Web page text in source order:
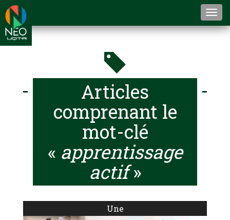
Articles
comprenant le
mot-clé
« apprentissage
actif»
Une